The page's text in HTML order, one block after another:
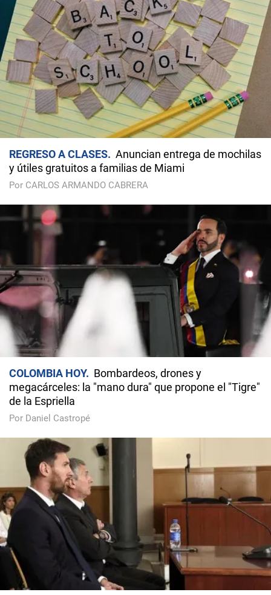
REGRESO A CLASES
Anuncian entrega de mochilas
y útiles gratuitos a familias de Miami
Por CARLOS ARMANDO CABRERA
COLOMBIA HOY
Bombardeos, drones y
megacárceles: la "mano dura" que propone el "Tigre"
de la Espriella
Por Daniel Castropé